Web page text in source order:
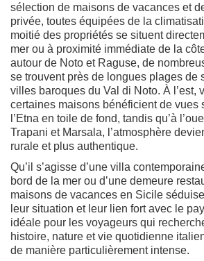
sélection de maisons de vacances et
privée, toutes équipées de la
moitié des propriétés se situent
mer ou à proximité immédiate de la
autour de Noto et Raguse, de
se trouvent près de longues plages de
villes baroques du Val di Noto. À l’est,
certaines maisons bénéficient de vues
l’Etna en toile de fond, tandis qu’à
Trapani et Marsala, l’atmosphère
rurale et plus authentique.
Qu’il s’agisse d’une villa
bord de la mer ou d’une demeure
maisons de vacances en Sicile
leur situation et leur lien fort avec le
idéale pour les voyageurs qui
histoire, nature et vie quotidienne
de manière particulièrement intense.